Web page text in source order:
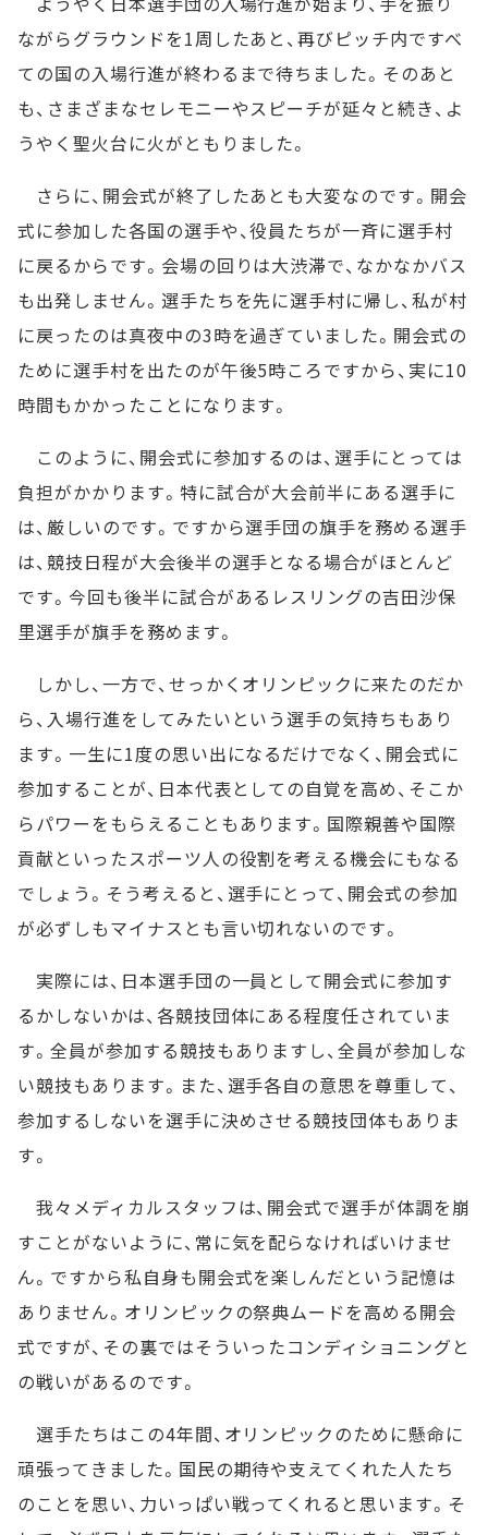
ながらグラウンドを1周したあと、再びピッチ内ですべ
ての国の入場行進が終わるまで待ちました。そのあと
も、さまざまなセレモニーやスピーチが延々と続き、よ
うやく聖火台に火がともりました。
さらに、開会式が終了したあとも大変なのです。開会
式に参加した各国の選手や、役員たちが一斉に選手村
に戻るからです。会場の回りは大渋滞で、なかなかバス
も出発しません。選手たちを先に選手村に帰し、私が村
に戻ったのは真夜中の3時を過ぎていました。開会式の
ために選手村を出たのが午後5時ころですから、実に10
時間もかかったことになります。
このように、開会式に参加するのは、選手にとっては
負担がかかります。特に試合が大会前半にある選手に
は、厳しいのです。ですから選手団の旗手を務める選手
は、競技日程が大会後半の選手となる場合がほとんど
です。今回も後半に試合があるレスリングの吉田沙保
里選手が旗手を務めます。
しかし、一方で、せっかくオリンピックに来たのだか
ら、入場行進をしてみたいという選手の気持ちもあり
ます。一生に1度の思い出になるだけでなく、開会式に
参加することが、日本代表としての自覚を高め、そこか
らパワーをもらえることもあります。国際親善や国際
貢献といったスポーツ人の役割を考える機会にもなる
でしょう。そう考えると、選手にとって、開会式の参加
が必ずしもマイナスとも言い切れないのです。
実際には、日本選手団の一員として開会式に参加す
るかしないかは、各競技団体にある程度任されていま
す。全員が参加する競技もありますし、全員が参加しな
い競技もあります。また、選手各自の意思を尊重して、
参加するしないを選手に決めさせる競技団体もありま
す。
我々メディカルスタッフは、開会式で選手が体調を崩
すことがないように、常に気を配らなければいけませ
ん。ですから私自身も開会式を楽しんだという記憶は
ありません。オリンピックの祭典ムードを高める開会
式ですが、その裏ではそういったコンディショニングと
の戦いがあるのです。
選手たちはこの4年間、オリンピックのために懸命に
頑張ってきました。国民の期待や支えてくれた人たち
のことを思い、力いっぱい戦ってくれると思います。そ